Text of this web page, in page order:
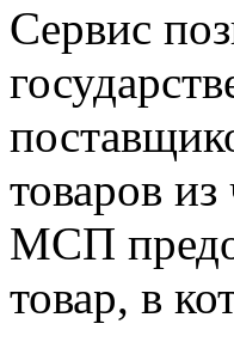
Сервис
товаров
МСП
товар, в